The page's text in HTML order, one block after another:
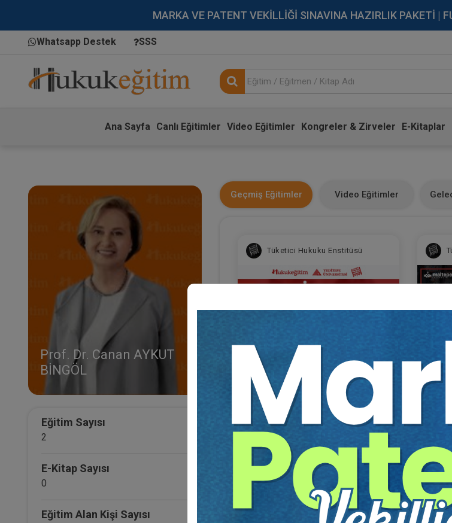
MARKA VE PATENT VEKİLLİĞİ SINAVINA HAZIRLIK PAKETİ |
Whatsapp Destek SSS
Ana Sayfa Canlı Eğitimler Video Eğitimler Kongreler & Zirveler E-Kitaplar
Prof. Dr. Canan AYKUT
BİNGÖL
Eğitim Sayısı
2
E-Kitap Sayısı
0
Eğitim Alan Kişi Sayısı
Geçmiş Eğitimler Video Eğitimler
Tüketici Hukuku Enstitüsü
IV. TİCARET HUKUKU KONGRESİ
Eğitim Yapıldı Tekrar Talep Et
III.